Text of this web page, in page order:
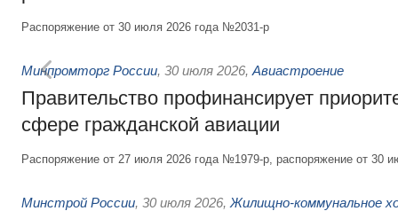
Распоряжение от 30 июля 2026 года №2031-р
Минпромторг России, 30 июля 2026, Авиастроение
Правительство профинансирует
сфере гражданской авиации
Распоряжение от 27 июля 2026 года №1979-р, распоряжение от 30
Минстрой России, 30 июля 2026, Жилищно-коммунальное